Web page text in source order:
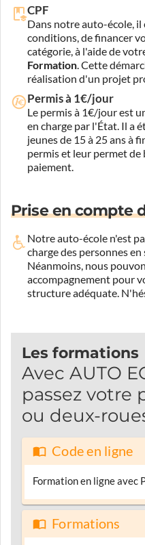
CPF
Dans notre auto-école, il
conditions, de financer
catégorie, à l'aide de
Formation. Cette
réalisation d'un projet
Permis à 1€/jour
Le permis à 1€/jour est
en charge par l'État. Il a
jeunes de 15 à 25 ans à
permis et leur permet
paiement.
Prise en compte
Notre auto-école n'est
charge des personnes
Néanmoins, nous
accompagnement pour
structure adéquate.
Les formations
Avec AUTO
passez votre
ou deux-
Code en ligne
Formation en ligne avec
Formations